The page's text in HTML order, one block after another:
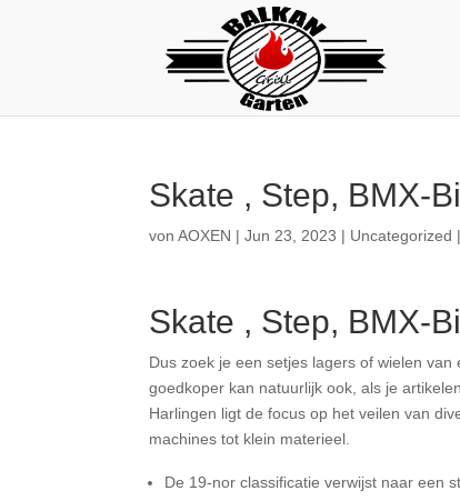
Skate , Step, BMX-
vonAOXEN |Jun 23, 2023 | Uncategorized
Skate , Step, BMX-
Dus zoek je een setjes lagers of wielen
goedkoper kan natuurlijk ook, als je
Harlingen ligt de focus op het veilen van
machines tot klein materieel.
De 19-nor classificatie verwijst naar een